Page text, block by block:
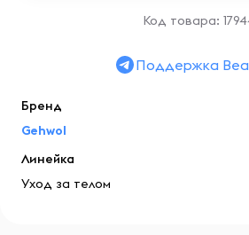
Код товара:
Поддержка
Бренд
Gehwol
Линейка
Уход за телом